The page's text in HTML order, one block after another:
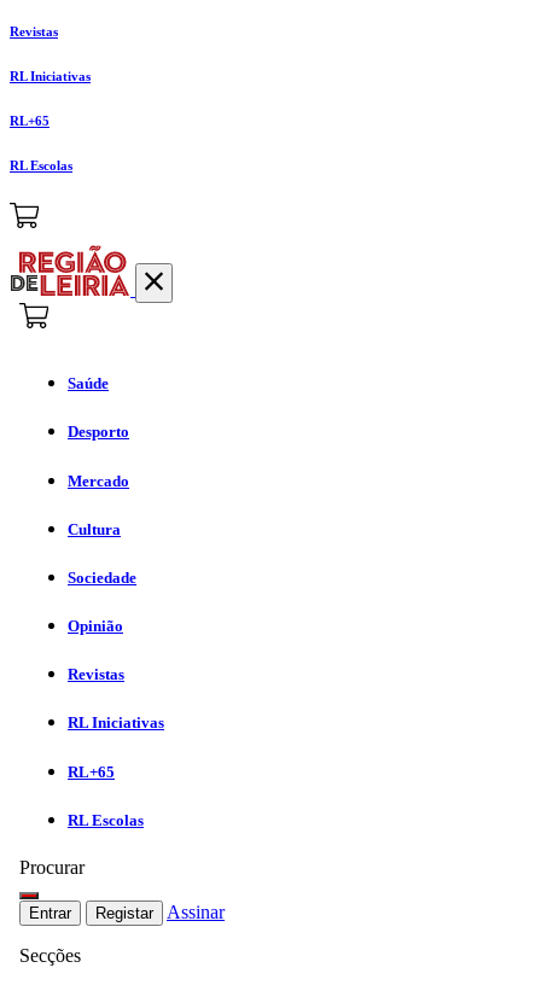
Revistas
RL Iniciativas
RL+65
RL Escolas
Saúde
Desporto
Mercado
Cultura
Sociedade
Opinião
Revistas
RL Iniciativas
RL+65
RL Escolas
Procurar
Entrar Registar Assinar
Secções